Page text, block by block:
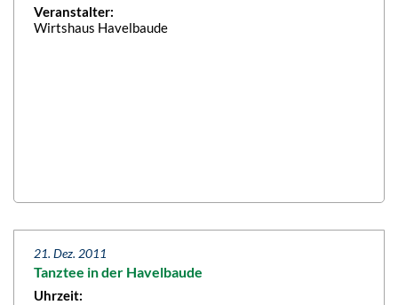
Veranstalter:
Wirtshaus Havelbaude
21. Dez. 2011
Tanztee in der Havelbaude
Uhrzeit: